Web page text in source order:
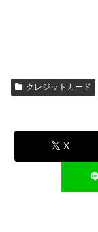
クレジットカード
X